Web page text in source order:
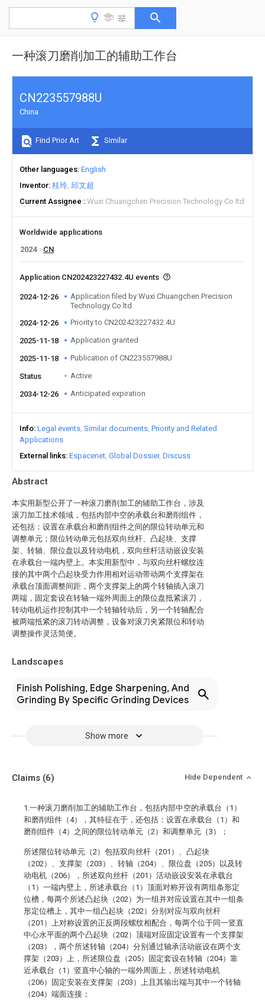
一种滚刀磨削加工的辅助工作台
Abstract
本实用新型公开了一种滚刀磨削加工的辅助工作台，涉及
滚刀加工技术领域，包括内部中空的承载台和磨削组件，
还包括：设置在承载台和磨削组件之间的限位转动单元和
调整单元；限位转动单元包括双向丝杆、凸起块、支撑
架、转轴、限位盘以及转动电机，双向丝杆活动嵌设安装
在承载台一端内壁上。本实用新型中，与双向丝杆螺纹连
接的其中两个凸起块受力作用相对运动带动两个支撑架在
承载台顶面调整间距，两个支撑架上的两个转轴插入滚刀
两端，固定套设在转轴一端外周面上的限位盘抵紧滚刀，
转动电机运作控制其中一个转轴转动后，另一个转轴配合
被两端抵紧的滚刀转动调整，设备对滚刀夹紧限位和转动
调整操作灵活简便。
Landscapes
Finish Polishing, Edge Sharpening, And
Grinding By Specific Grinding Devices
Show more
CN223557988U
China
Find Prior Art Similar
Other languages English
Inventor 桂玲 邱文超
Current Assignee
Wuxi Chuangchen Precision Technology Co ltd
Worldwide applications
2024
CN
Application CN202423227432.4U events
2024-12-26
Application filed by Wuxi Chuangchen Precision
Technology Co ltd
2024-12-26
Priority to CN202423227432.4U
2025-11-18 Application granted
2025-11-18 Publication of CN223557988U
Status Active
2034-12-26 Anticipated expiration
Info Legal events Similar documents Priority and Related
Applications
External links Espacenet Global Dossier Discuss
Claims (6) Hide Dependent
1.一种滚刀磨削加工的辅助工作台，包括内部中空的承载台（1）
和磨削组件（4），其特征在于，还包括：设置在承载台（1）和
磨削组件（4）之间的限位转动单元（2）和调整单元（3）；
所述限位转动单元（2）包括双向丝杆（201）、凸起块
（202）、支撑架（203）、转轴（204）、限位盘（205）以及转
动电机（206），所述双向丝杆（201）活动嵌设安装在承载台
（1）一端内壁上，所述承载台（1）顶面对称开设有两组条形定
位槽，每两个所述凸起块（202）为一组并对应设置在其中一组条
形定位槽上，其中一组凸起块（202）分别对应与双向丝杆
（201）上对称设置的正反两段螺纹相配合，每两个位于同一竖直
中心水平面的两个凸起块（202）顶端对应固定设置有一个支撑架
（203），两个所述转轴（204）分别通过轴承活动嵌设在两个支
撑架（203）上，所述限位盘（205）固定套设在转轴（204）靠
近承载台（1）竖直中心轴的一端外周面上，所述转动电机
（206）固定安装在支撑架（203）上且其输出端与其中一个转轴
（204）端面连接；